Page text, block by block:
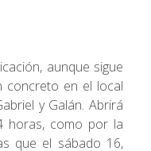
aunque sigue
concreto en el local
y Galán. Abrirá
horas, como por la
que el sábado 16,